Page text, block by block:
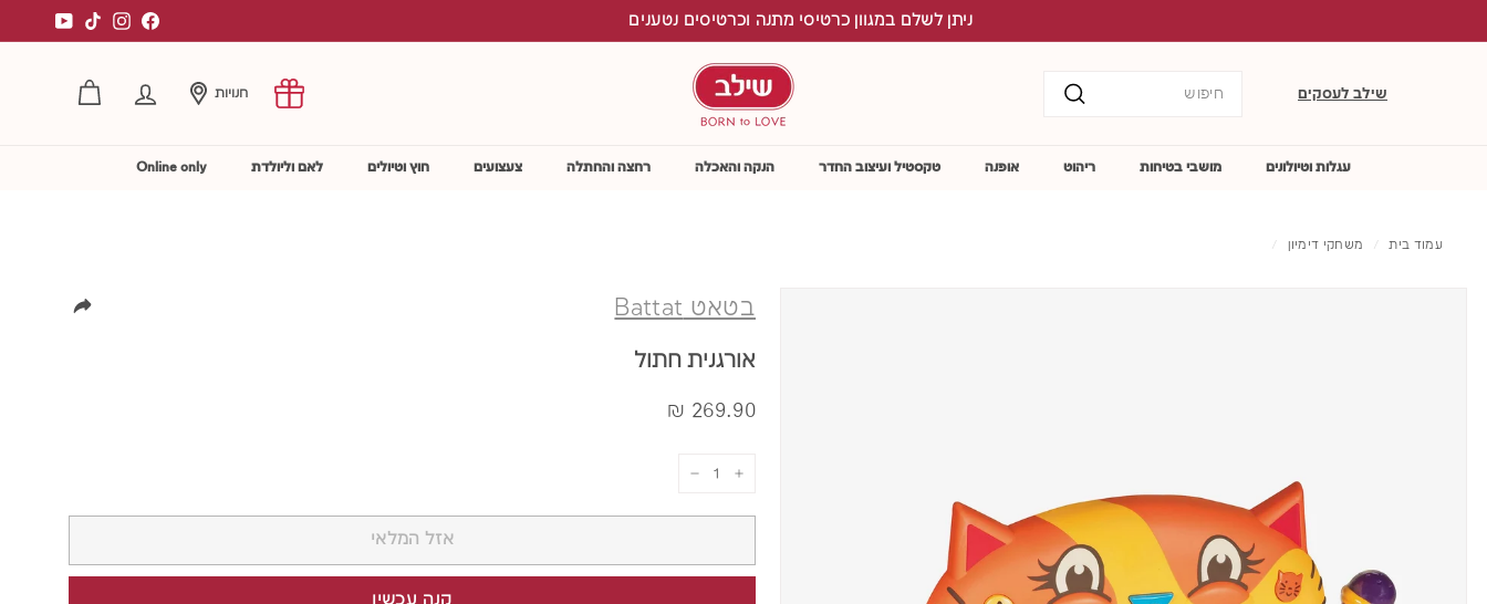
לתוכן
משלוח חינם עד הבית בהזמנה מעל 199 ש"ח (לא כולל ריהוט) Facebook
Instagram
TikTok
שילב לעסקים
S
h
i
l
v
חנויות החשבון שלי
עגלות וטיולונים מושבי בטיחות ריהוט אופנה טקסטיל ועיצוב החדר הנקה והאכלה רחצה והחתלה צעצועים חוץ וטיולים לאם וליולדת Online only
עמוד בית / משחקי דימיון /
בטאט Battat
אורגנית חתול
מחיר
269.90 ₪
אזל המלאי